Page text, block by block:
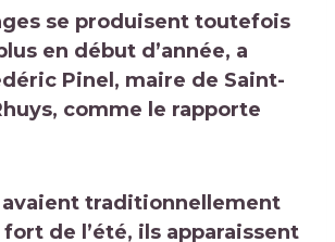
​​se produisent toutefois
en début d’année, a
Pinel, maire de Saint-
comme le rapporte
avaient traditionnellement
de l’été, ils apparaissent